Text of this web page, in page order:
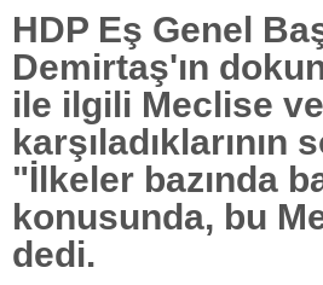
HDP Eş Genel
Demirtaş'ın
ile ilgili Meclise
"İlkeler bazında
konusunda, bu
dedi.